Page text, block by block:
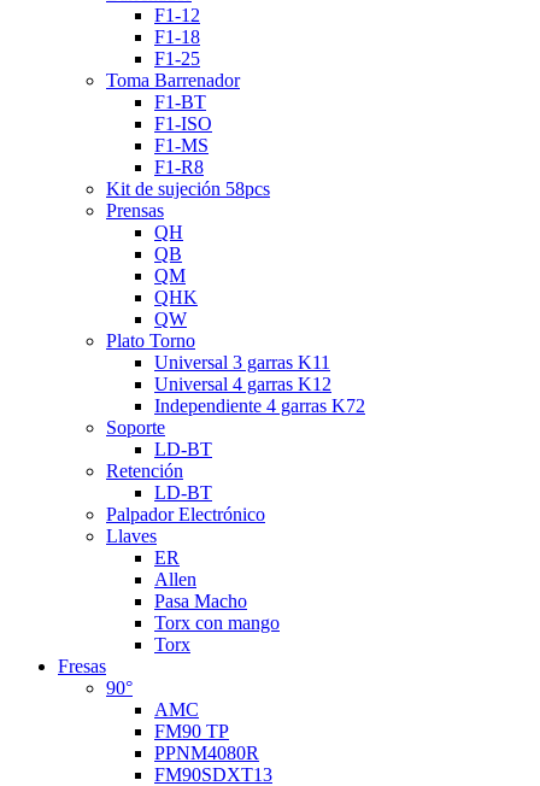
F1-12
F1-18
F1-25
Toma Barrenador
F1-BT
F1-ISO
F1-MS
F1-R8
Kit de sujeción 58pcs
Prensas
QH
QB
QM
QHK
QW
Plato Torno
Universal 3 garras K11
Universal 4 garras K12
Independiente 4 garras K72
Soporte
LD-BT
Retención
LD-BT
Palpador Electrónico
Llaves
ER
Allen
Pasa Macho
Torx con mango
Torx
Fresas
90°
AMC
FM90 TP
PPNM4080R
FM90SDXT13